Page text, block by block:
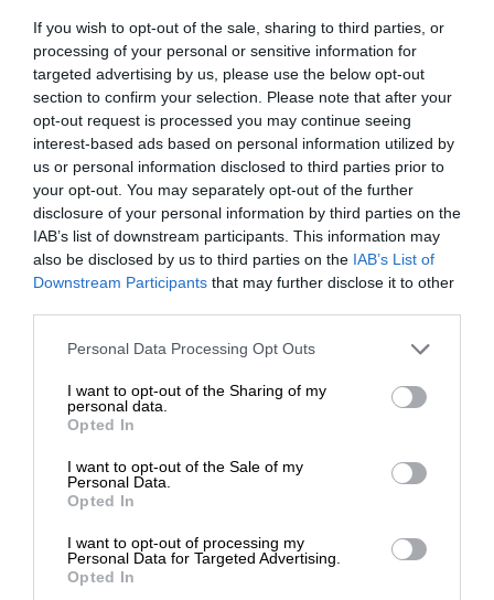
If you wish to opt-out of the sale, sharing to third parties, or
processing of your personal or sensitive information for
targeted advertising by us, please use the below opt-out
section to confirm your selection. Please note that after your
opt-out request is processed you may continue seeing
interest-based ads based on personal information utilized by
us or personal information disclosed to third parties prior to
your opt-out. You may separately opt-out of the further
disclosure of your personal information by third parties on the
IAB’s list of downstream participants. This information may
also be disclosed by us to third parties on the IAB’s List of
Downstream Participants that may further disclose it to other
Please note that this website/app uses one or more Google
not limited to your visit or usage behaviour. You may click to
grant or deny consent to Google and its third-party tags to
use your data for below specified purposes in below Google
consent section.
Personal Data Processing Opt Outs
I want to opt-out of the Sharing of my
personal data.
Opted In
I want to opt-out of the Sale of my
Personal Data.
Opted In
I want to opt-out of processing my
Personal Data for Targeted Advertising.
Opted In
Teknologiset
suuntaviivamme
innovaatioita ja lisäarvoa taloushallinnon
ratkaisuissa sekä tuottamaan niihin jatkuvasti
uusia parannuksia. Tulevaisuuden
ohjelmistomissiomme on tarjota asiakkaillemme
voivat saavuttaa maailmanluokan tuloksia